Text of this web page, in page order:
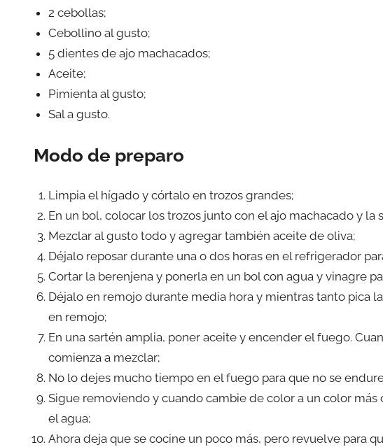
2 cebollas;
Cebollino al gusto;
5 dientes de ajo machacados;
Aceite;
Pimienta al gusto;
Sal a gusto.
Modo de preparo
Limpia el hígado y córtalo en trozos grandes;
En un bol, colocar los trozos junto con el ajo machacado y la
Mezclar al gusto todo y agregar también aceite de oliva;
Déjalo reposar durante una o dos horas en el refrigerador
Cortar la berenjena y ponerla en un bol con agua y vinagre
Déjalo en remojo durante media hora y mientras tanto pica
en remojo;
En una sartén amplia, poner aceite y encender el fuego.
comienza a mezclar;
No lo dejes mucho tiempo en el fuego para que no se
Sigue removiendo y cuando cambie de color a un color más
el agua;
Ahora deja que se cocine un poco más, pero revuelve para